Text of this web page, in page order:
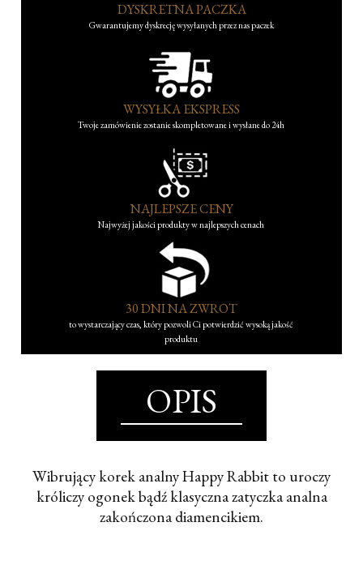
DYSKRETNA PACZKA
Gwarantujemy dyskrecję wysyłanych przez nas paczek
WYSYŁKA EKSPRESS
Twoje zamówienie zostanie skompletowane i wysłane do 24h
NAJLEPSZE CENY
Najwyżej jakości produkty w najlepszych cenach
30 DNI NA ZWROT
to wystarczający czas, który pozwoli Ci potwierdzić wysoką jakość
produktu
OPIS
Wibrujący korek analny Happy Rabbit to uroczy
króliczy ogonek bądź klasyczna zatyczka analna
zakończona diamencikiem.